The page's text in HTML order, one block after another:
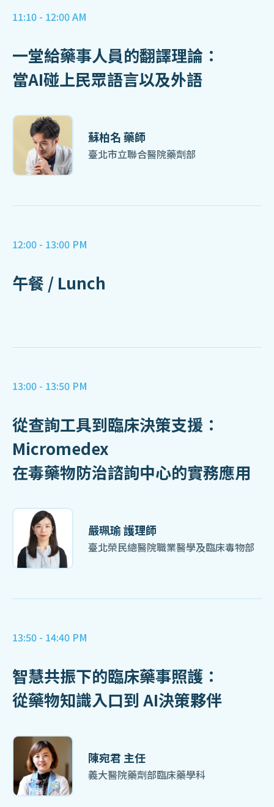
11:10 - 12:00 AM
一堂給藥事人員的翻譯理論：
當AI碰上民眾語言以及外語
蘇柏名 藥師
臺北市立聯合醫院藥劑部
12:00 - 13:00 PM
午餐 / Lunch
13:00 - 13:50 PM
從查詢工具到臨床決策支援：
Micromedex
在毒藥物防治諮詢中心的實務應用
嚴珮瑜 護理師
臺北榮民總醫院職業醫學及臨床毒物部
13:50 - 14:40 PM
智慧共振下的臨床藥事照護：
從藥物知識入口到 AI決策夥伴
陳宛君 主任
義大醫院藥劑部臨床藥學科